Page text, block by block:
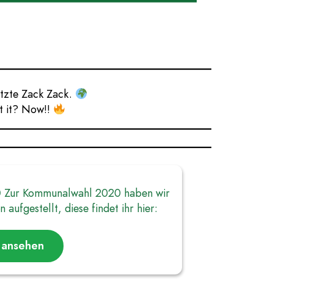
Zack Zack.
it? Now!!
Zur Kommunalwahl 2020 haben wir
aufgestellt, diese findet ihr hier: